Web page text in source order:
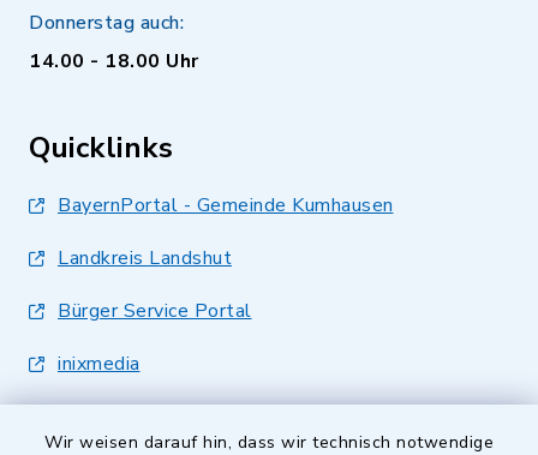
Wir weisen darauf hin, dass wir technisch notwendige
Donnerstag auch:
14.00 - 18.00 Uhr
Quicklinks
BayernPortal - Gemeinde Kumhausen
Landkreis Landshut
Bürger Service Portal
inixmedia